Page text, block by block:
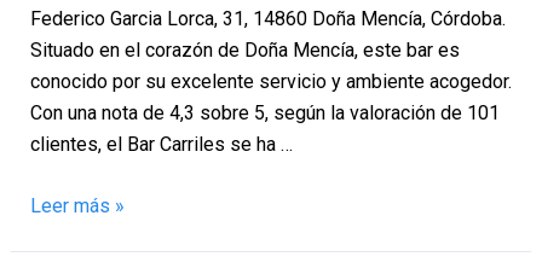
Federico Garcia Lorca, 31, 14860 Doña Mencía, Córdoba.
Situado en el corazón de Doña Mencía, este bar es
conocido por su excelente servicio y ambiente acogedor.
Con una nota de 4,3 sobre 5, según la valoración de 101
clientes, el Bar Carriles se ha …
Leer más »